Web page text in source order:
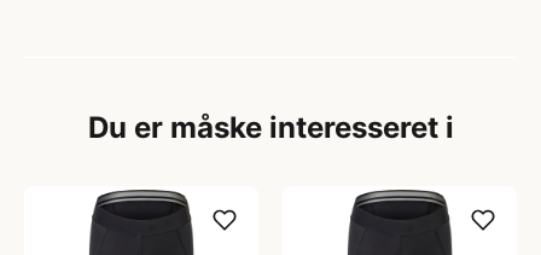
Du er måske interesseret i